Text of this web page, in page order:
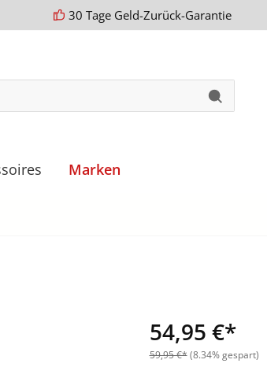
30 Tage Geld-Zurück-Garantie
Marken
54,95 €*
59,95 €* (8.34% gespart)